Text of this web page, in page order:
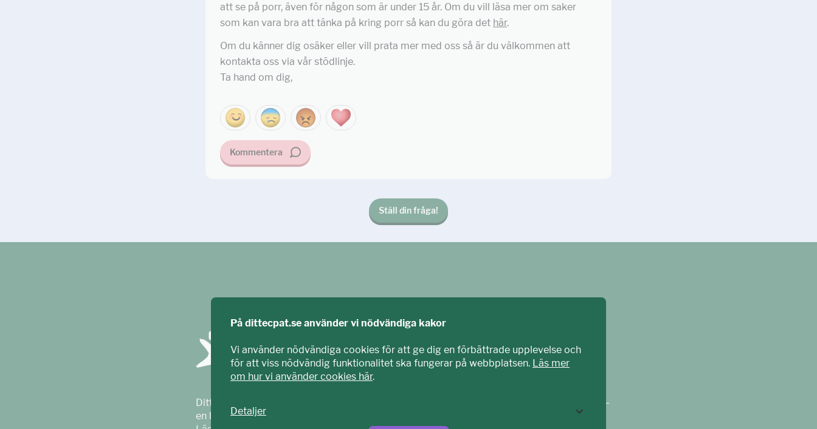
att se på porr, även för någon som är under 15 år. Om du vill läsa mer om saker
som kan vara bra att tänka på kring porr så kan du göra det här.
Om du känner dig osäker eller vill prata mer med oss så är du välkommen att
kontakta oss via vår stödlinje.
Ta hand om dig,
Kommentera
Ställ din fråga!
Ditt ECPAT har tagits fram tillsammans med barn och unga. Vi är en del av ECPAT Sverige –
en barnrättsorganisation som arbetar mot sexuell exploatering av barn.
På dittecpat.se använder vi nödvändiga kakor
Vi använder nödvändiga cookies för att ge dig en förbättrade upplevelse och
för att viss nödvändig funktionalitet ska fungerar på webbplatsen. Läs mer
om hur vi använder cookies här.
Detaljer